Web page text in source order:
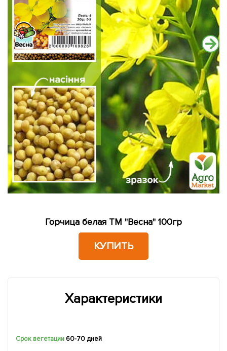
Горчица белая ТМ "Весна" 100гр
КУПИТЬ
Характеристики
Срок вегетации 60-70 дней